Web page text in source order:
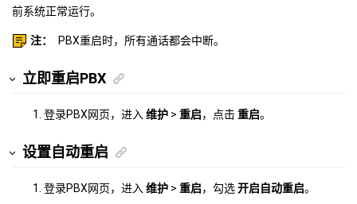
前系统正常运行。
注： PBX重启时，所有通话都会中断。
立即重启PBX
登录PBX网页，进入 维护 > 重启，点击重启。
设置自动重启
登录PBX网页，进入 维护 > 重启，勾选开启自动重启。